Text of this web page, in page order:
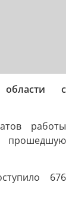
области с
работы
прошедшую
676